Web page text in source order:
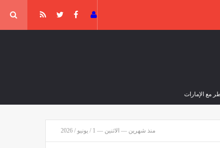
مع الإمارات
مشاريع لتطوير وصيانة شبكة الطرق في تمنراست
منذ شهرين — الاثنين — 1 / يونيو / 2026